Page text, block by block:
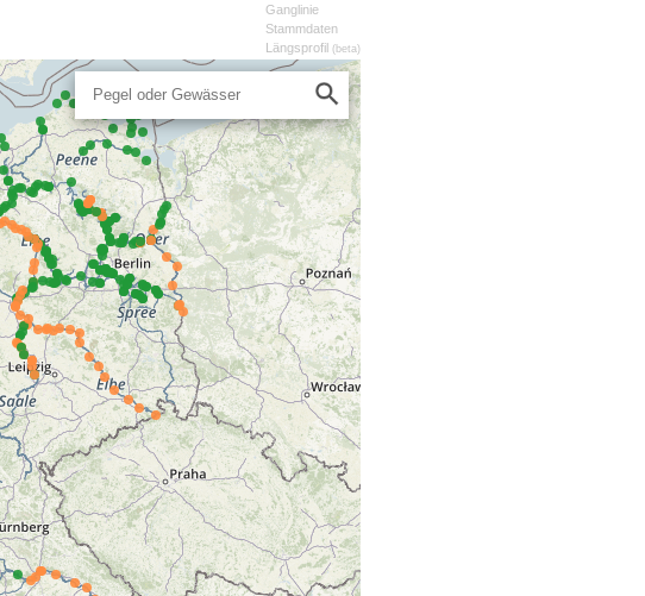
Ganglinie
Stammdaten
Längsprofil (beta)